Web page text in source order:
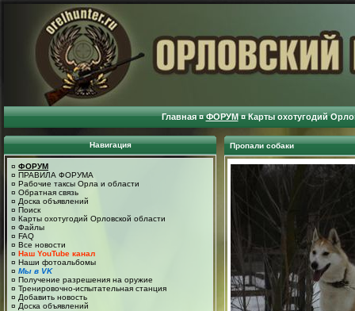
Главная ¤ ФОРУМ ¤ Карты охотугодий
Навигация
¤ ФОРУМ
¤ ПРАВИЛА ФОРУМА
¤ Рабочие таксы Орла и области
¤ Обратная связь
¤ Доска объявлений
¤ Поиск
¤ Карты охотугодий Орловской области
¤ Файлы
¤ FAQ
¤ Все новости
¤ Наш YouTube канал
¤ Наши фотоальбомы
¤ Мы в VK
¤ Получение разрешения на оружие
¤ Тренировочно-испытательная станция
¤ Добавить новость
¤ Доска объявлений
Пропали собаки